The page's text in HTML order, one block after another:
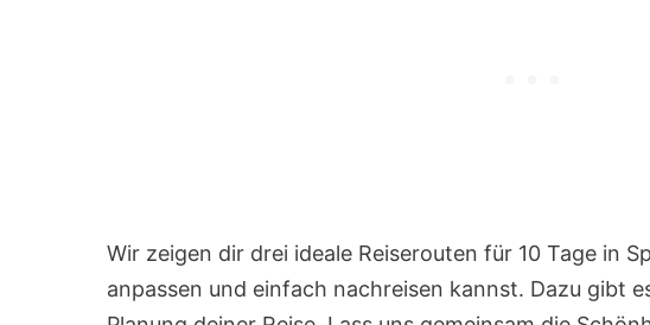
Wir zeigen dir drei ideale Reiserouten für 10 Tage in
anpassen und einfach nachreisen kannst. Dazu gibt